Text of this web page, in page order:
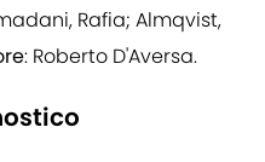
Rafia; Almqvist,
: Roberto D'Aversa.